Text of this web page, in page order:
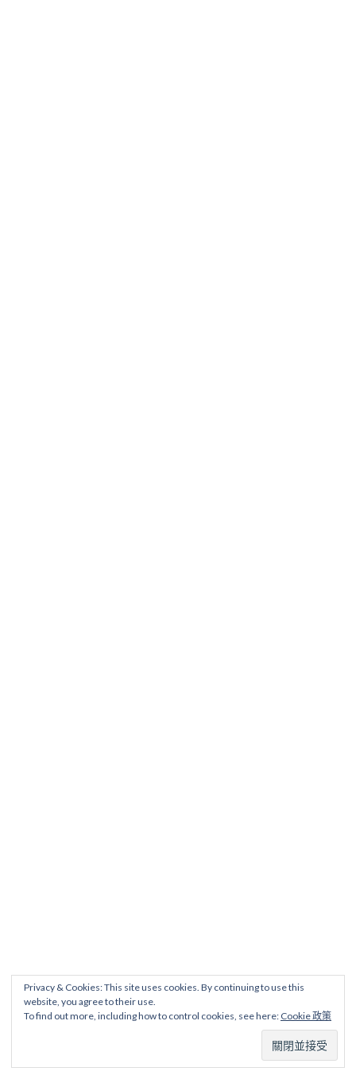
Privacy & Cookies: This site uses cookies. By continuing to use this
website, you agree to their use.
To find out more, including how to control cookies, see here: Cookie 政策